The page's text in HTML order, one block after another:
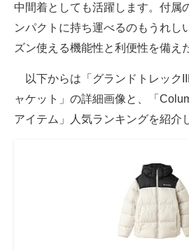
中間着としても活躍します。付属
ンパクトに持ち運べるのもうれし
ズン使える機能性と利便性を備え
以下からは「グランドトレック
ャケット」の詳細画像と、「
アイテム」人気ランキングを紹介